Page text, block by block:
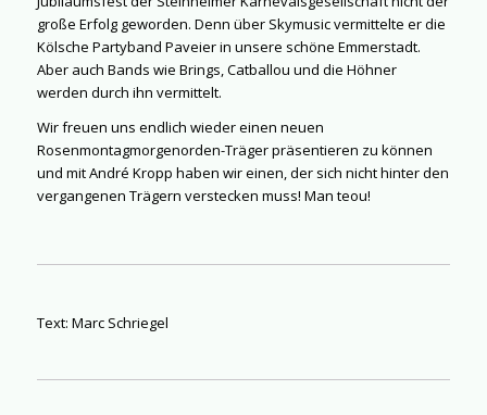
große Erfolg geworden. Denn über Skymusic vermittelte er die
Kölsche Partyband Paveier in unsere schöne Emmerstadt.
Aber auch Bands wie Brings, Catballou und die Höhner
werden durch ihn vermittelt.
Wir freuen uns endlich wieder einen neuen
Rosenmontagmorgenorden-Träger präsentieren zu können
und mit André Kropp haben wir einen, der sich nicht hinter den
vergangenen Trägern verstecken muss! Man teou!
Text: Marc Schriegel